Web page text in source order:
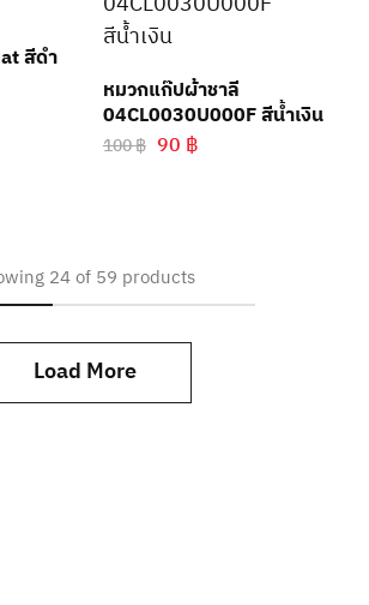
สีดำ
หมวกแก๊ปผ้าชาลี
04CL0030U000F สีน้ำเงิน
100฿ 90 ฿
24of 59 products
Load More